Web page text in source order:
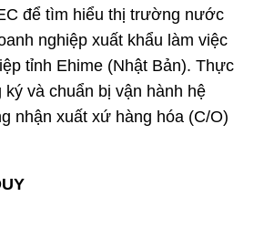
để tìm hiểu thị trường nước
nghiệp xuất khẩu làm việc
tỉnh Ehime (Nhật Bản). Thực
ký và chuẩn bị vận hành hệ
nhận xuất xứ hàng hóa (C/O)